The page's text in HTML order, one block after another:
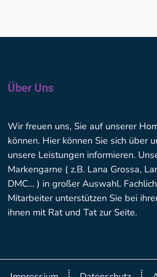
Über Uns
Wir freuen uns, Sie auf unserer
können. Hier können Sie sich über
unsere Leistungen informieren.
Markengarne ( z.B. Lana Grossa,
DMC... ) in großer Auswahl.
Mitarbeiter unterstützen Sie bei
ihnen mit Rat und Tat zur Seite.